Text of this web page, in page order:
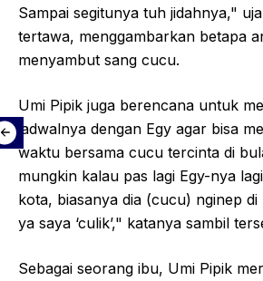
Sampai segitunya tuh jidahnya,"
tertawa, menggambarkan betapa
menyambut sang cucu.
Umi Pipik juga berencana untuk
jadwalnya dengan Egy agar bisa
waktu bersama cucu tercinta di
mungkin kalau pas lagi Egy-nya
kota, biasanya dia (cucu) nginep
ya saya ‘culik’," katanya sambil
Sebagai seorang ibu, Umi Pipik